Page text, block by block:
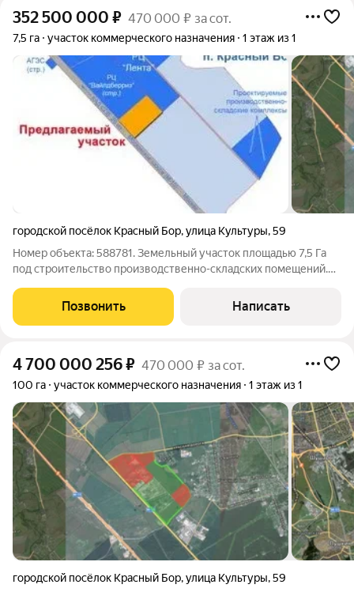
352 500 000 ₽ 470 000 ₽ за сот.
7,5 га участок коммерческого назначения 1 этаж из 1
городской посёлок Красный Бор,улица Культуры,59
Номер объекта: 588781. Земельный участок площадью 7,5 Га
под строительство производственно-складских помещений.
218 Га Категория земель: Земли населённых пунктов, для
размещения объектов
Позвонить Написать
4 700 000 256₽ 470 000 ₽ за сот.
100 га участок коммерческого назначения 1 этаж из 1
городской посёлок Красный Бор,улица Культуры,59